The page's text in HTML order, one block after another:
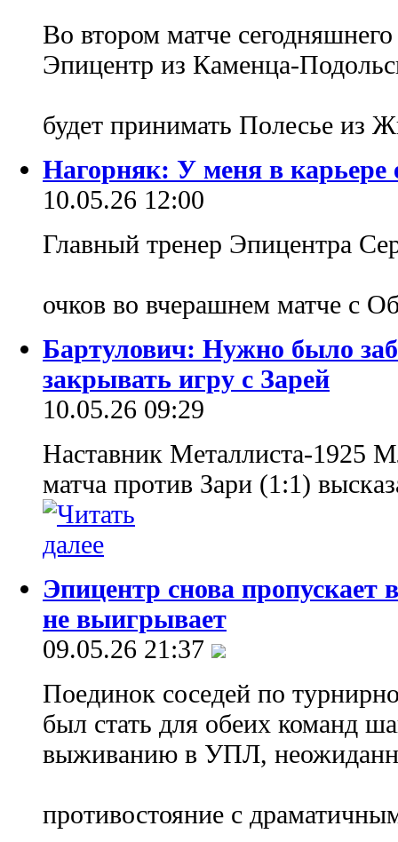
Во втором матче
Эпицентр из Каменца-
будет принимать Полесье из
Нагорняк: У меня в карьере
10.05.26 12:00
Главный тренер Эпицентра
очков во вчерашнем матче с
Бартулович: Нужно было
закрывать игру с Зарей
10.05.26 09:29
Наставник Металлиста-1925
матча против Зари (1:1)
Эпицентр снова пропускает
не выигрывает
09.05.26 21:37
Поединок соседей по
был стать для обеих команд
выживанию в УПЛ,
противостояние с